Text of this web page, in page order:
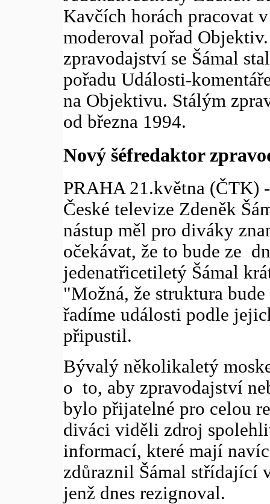
Kavčích horách pracovat
moderoval pořad
zpravodajství se Šámal
pořadu Události-
na Objektivu. Stálým
od března 1994.
Nový šéfredaktor
PRAHA 21.května (ČTK)
České televize Zdeněk
nástup měl pro diváky
očekávat, že to bude ze
jedenatřicetiletý Šámal
"Možná, že struktura
řadíme události podle
připustil.
Bývalý několikaletý
o to, aby zpravodajství
bylo přijatelné pro celou
diváci viděli zdroj
informací, které mají
zdůraznil Šámal střídající
jenž dnes rezignoval.